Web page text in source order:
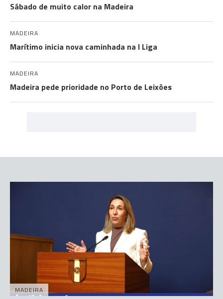
Sábado de muito calor na Madeira
MADEIRA
Marítimo inicia nova caminhada na I Liga
MADEIRA
Madeira pede prioridade no Porto de Leixões
MADEIRA